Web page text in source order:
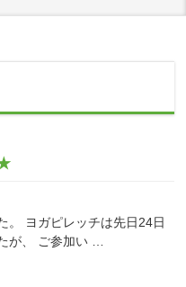
。 ヨガピレッチは先日24日
が、 ご参加い …